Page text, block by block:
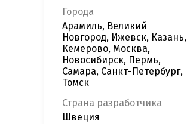
Города
Арамиль, Великий
Новгород, Ижевск, Казань,
Кемерово, Москва,
Новосибирск, Пермь,
Самара, Санкт-Петербург,
Томск
Страна разработчика
Швеция